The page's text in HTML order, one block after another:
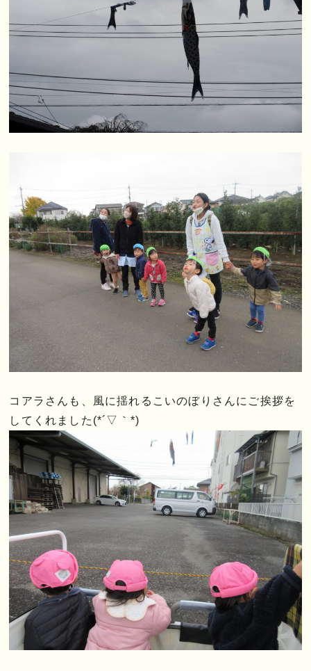
コアラさんも、風に揺れるこいのぼりさんにご挨拶を
してくれました(*´▽｀*)